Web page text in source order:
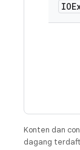
Konten dan
dagang